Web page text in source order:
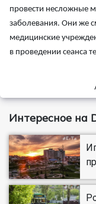
провести несложные
заболевания. Они же
медицинские
в проведении сеанса
Интересное на